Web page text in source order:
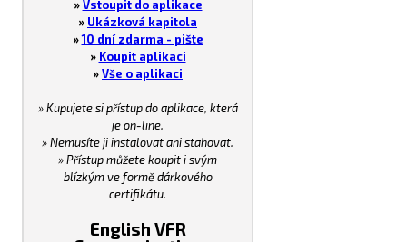
» Vstoupit do aplikace
» Ukázková kapitola
»10 dní zdarma - pište
» Koupit aplikaci
»Vše o aplikaci
» Kupujete si přístup do aplikace, která
je on-line.
» Nemusíte ji instalovat ani stahovat.
» Přístup můžete koupit i svým
blízkým ve formě dárkového
certifikátu.
English VFR